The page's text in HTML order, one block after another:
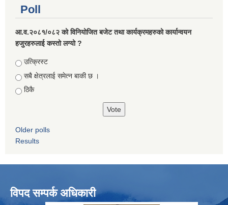
Poll
आ.व.२०८१/०८२ को विनियोजित बजेट तथा कार्यक्रमहरुको कार्यान्वयन
हजुरहरुलाई कस्तो लग्यो ?
Choices
उत्क्रिस्ट
सबै क्षेत्रलाई समेत्न बाकी छ ।
ठिकै
Older polls
Results
विपद सम्पर्क अधिकारी